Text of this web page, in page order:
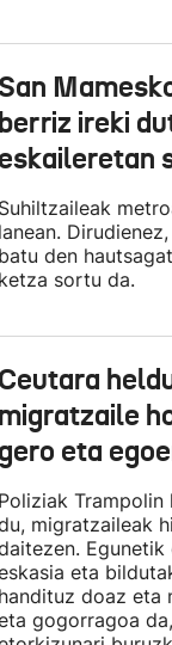
ireki
den
sortu da.
eta
migratzaileak
eta
doaz eta
gogorragoa